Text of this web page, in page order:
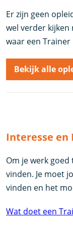
Er zijn geen
wel verder
waar een
Bekijk alle
Interesse
Om je werk
vinden. Je moet
vinden en het
Wat doet een